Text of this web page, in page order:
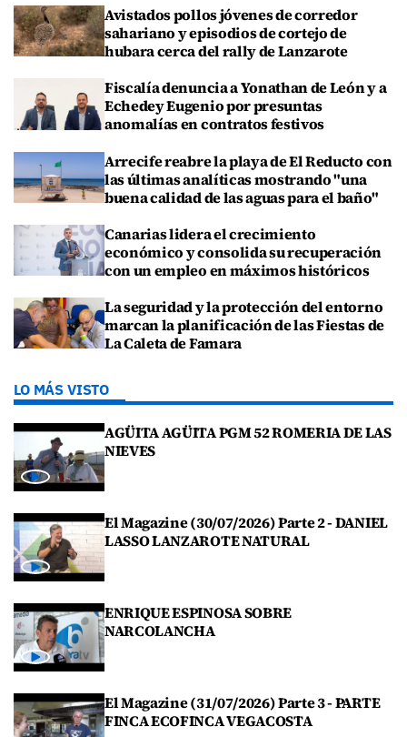
Avistados pollos jóvenes de corredor
sahariano y episodios de cortejo de
hubara cerca del rally de Lanzarote
Fiscalía denuncia a Yonathan de León y a
Echedey Eugenio por presuntas
anomalías en contratos festivos
Arrecife reabre la playa de El Reducto con
las últimas analíticas mostrando "una
buena calidad de las aguas para el baño"
Canarias lidera el crecimiento
económico y consolida su recuperación
con un empleo en máximos históricos
La seguridad y la protección del entorno
marcan la planificación de las Fiestas de
La Caleta de Famara
LO MÁS VISTO
AGÜITA AGÜITA PGM 52 ROMERIA DE LAS
NIEVES
El Magazine (30/07/2026) Parte 2 - DANIEL
LASSO LANZAROTE NATURAL
ENRIQUE ESPINOSA SOBRE
NARCOLANCHA
El Magazine (31/07/2026) Parte 3 - PARTE
FINCA ECOFINCA VEGACOSTA